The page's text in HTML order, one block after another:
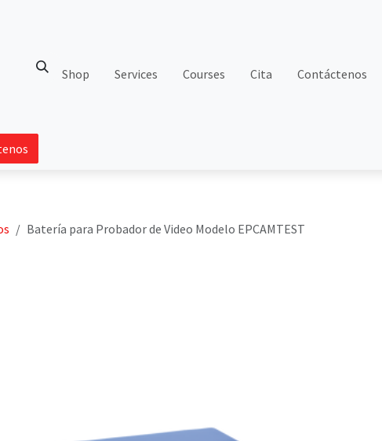
Shop Services Courses Cita Contáctenos
Batería para Probador de Video Modelo EPCAMTEST